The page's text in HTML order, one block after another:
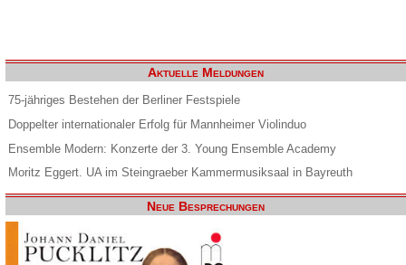
Aktuelle Meldungen
75-jähriges Bestehen der Berliner Festspiele
Doppelter internationaler Erfolg für Mannheimer Violinduo
Ensemble Modern: Konzerte der 3. Young Ensemble Academy
Moritz Eggert. UA im Steingraeber Kammermusiksaal in Bayreuth
Neue Besprechungen